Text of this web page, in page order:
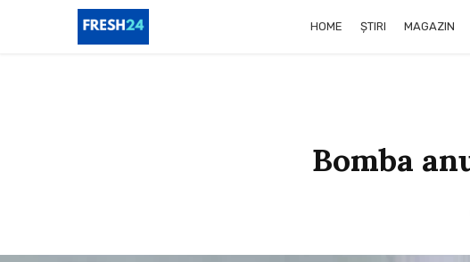
HOME ȘTIRI MAGAZIN
Bomba